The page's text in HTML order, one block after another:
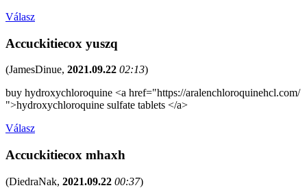
Válasz
Accuckitiecox yuszq
(JamesDinue, 2021.09.22 02:13)
buy hydroxychloroquine <a href="https://aralenchloroquinehcl.com/
">hydroxychloroquine sulfate tablets </a>
Válasz
Accuckitiecox mhaxh
(DiedraNak, 2021.09.22 00:37)